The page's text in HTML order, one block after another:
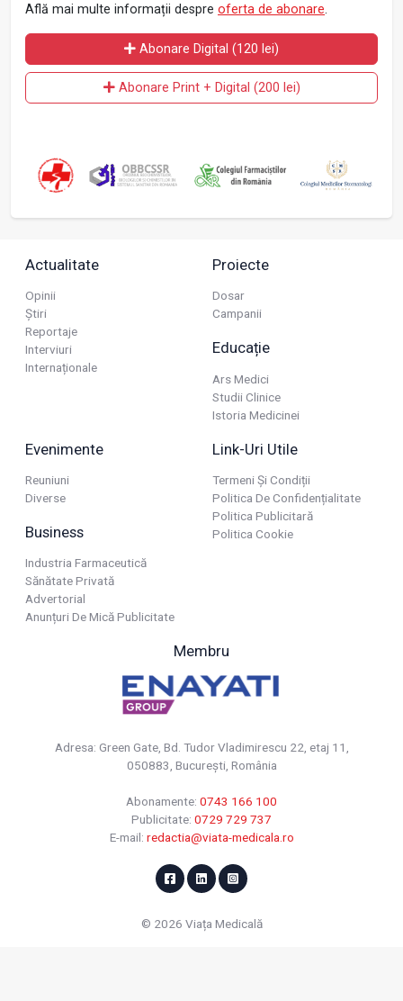
Află mai multe informații despre oferta de abonare.
Abonare Digital (120 lei)
Abonare Print + Digital (200 lei)
Actualitate
Opinii
Știri
Reportaje
Interviuri
Internaționale
Proiecte
Dosar
Campanii
Educație
Ars Medici
Studii Clinice
Istoria Medicinei
Evenimente
Reuniuni
Diverse
Business
Industria Farmaceutică
Sănătate Privată
Advertorial
Anunțuri De Mică Publicitate
Link-Uri Utile
Termeni Și Condiții
Politica De Confidențialitate
Politica Publicitară
Politica Cookie
Membru
Adresa: Green Gate, Bd. Tudor Vladimirescu 22, etaj 11,
050883, Bucureşti, România
Abonamente: 0743 166 100
Publicitate: 0729 729 737
E-mail: redactia@viata-medicala.ro
© 2026 Viața Medicală